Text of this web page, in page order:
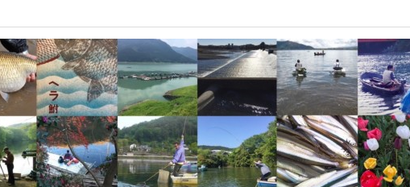
ヘラブナ釣りの夜釣り(ナイター)とリチウム